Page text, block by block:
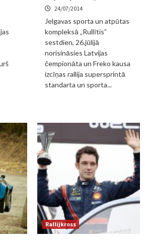
24/07/2014
Jelgavas sporta un atpūtas
kompleksā „Rullītis”
sestdien, 26.jūlijā
norisināsies Latvijas
čempionāta un Freko kausa
izcīņas rallija supersprintā
standarta un sporta...
Rallijkross